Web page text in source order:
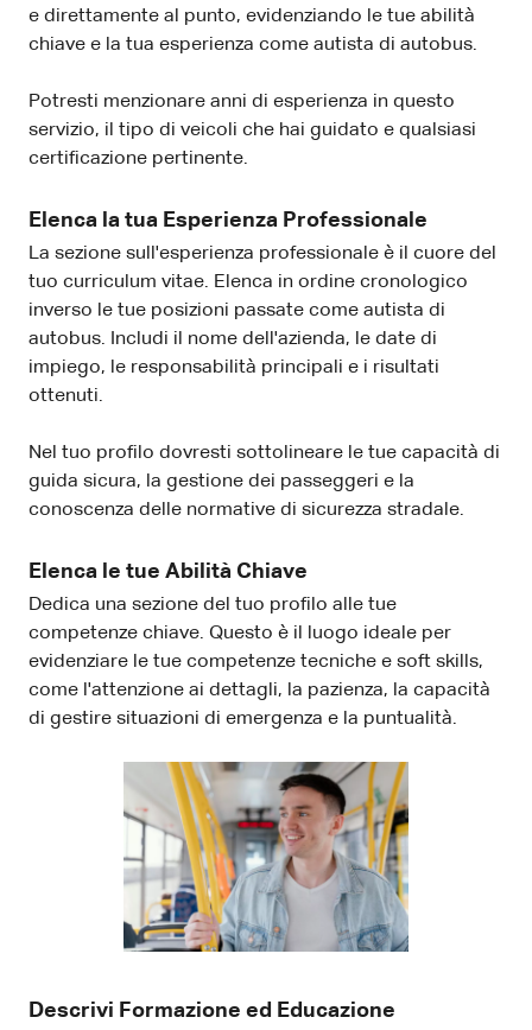
e direttamente al punto, evidenziando le tue abilità
chiave e la tua esperienza come autista di autobus.
Potresti menzionare anni di esperienza in questo
servizio, il tipo di veicoli che hai guidato e qualsiasi
certificazione pertinente.
Elenca la tua Esperienza Professionale
La sezione sull'esperienza professionale è il cuore del
tuo curriculum vitae. Elenca in ordine cronologico
inverso le tue posizioni passate come autista di
autobus. Includi il nome dell'azienda, le date di
impiego, le responsabilità principali e i risultati
ottenuti.
Nel tuo profilo dovresti sottolineare le tue capacità di
guida sicura, la gestione dei passeggeri e la
conoscenza delle normative di sicurezza stradale.
Elenca le tue Abilità Chiave
Dedica una sezione del tuo profilo alle tue
competenze chiave. Questo è il luogo ideale per
evidenziare le tue competenze tecniche e soft skills,
come l'attenzione ai dettagli, la pazienza, la capacità
di gestire situazioni di emergenza e la puntualità.
Descrivi Formazione ed Educazione